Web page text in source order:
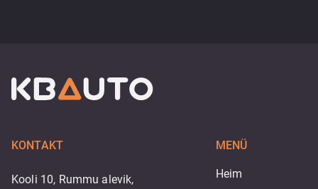
KONTAKT
Kooli 10, Rummu alevik,
MENÜ
Heim